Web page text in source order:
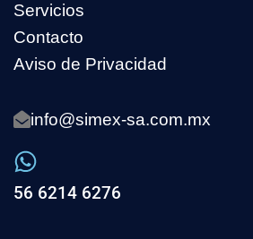
Servicios
Contacto
Aviso de Privacidad
info@simex-sa.com.mx
56 6214 6276